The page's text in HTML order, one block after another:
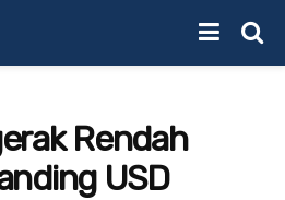
Rendah
USD